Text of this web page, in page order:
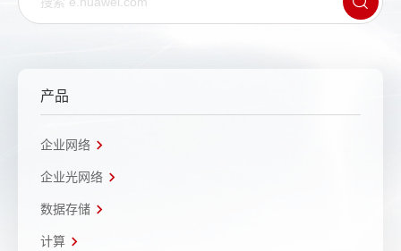
产品
企业网络
企业光网络
数据存储
计算